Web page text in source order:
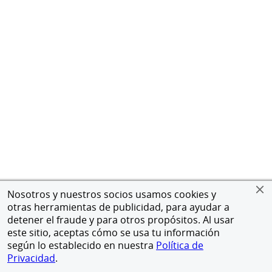
Nosotros y nuestros socios usamos cookies y
otras herramientas de publicidad, para ayudar a
detener el fraude y para otros propósitos. Al usar
este sitio, aceptas cómo se usa tu información
según lo establecido en nuestra Política de
Privacidad.